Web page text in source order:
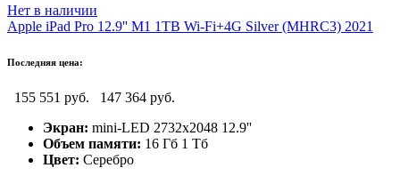
Нет в наличии
Apple iPad Pro 12.9'' M1 1TB Wi-Fi+4G Silver (MHRC3) 2021
Последняя цена:
155 551 руб.
147 364 руб.
Экран: mini-LED 2732x2048 12.9''
Объем памяти: 16 Гб 1 Тб
Цвет: Серебро